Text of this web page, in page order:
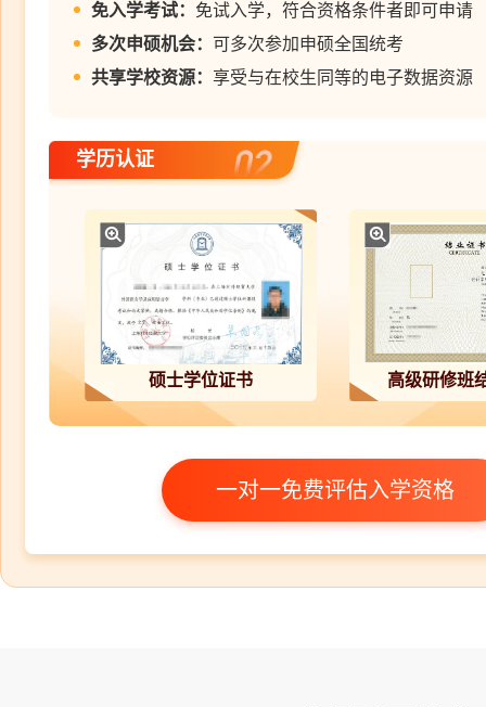
免入学考试： 免试入学，符合资格条件者即可申请
多次申硕机会： 可多次参加申硕全国统考
共享学校资源： 享受与在校生同等的电子数据资源
学历认证
硕士学位证书 高级研修班
一对一免费评估入学资格
NSC 美国学信网认证